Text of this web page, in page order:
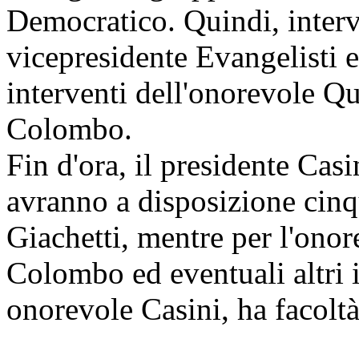
Democratico. Quindi,
vicepresidente Evangelisti
interventi dell'onorevole
Colombo.
Fin d'ora, il presidente
avranno a disposizione
Giachetti, mentre per
Colombo ed eventuali altri
onorevole Casini, ha